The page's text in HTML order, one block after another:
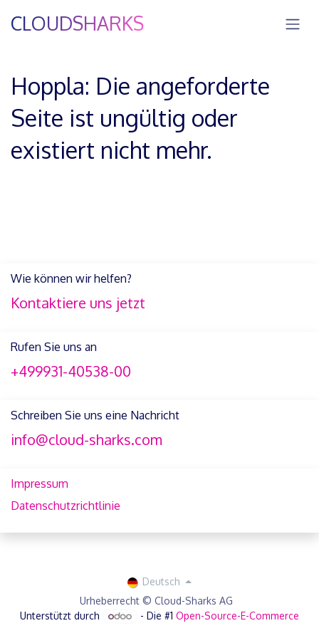
CLOUDSHARKS
Hoppla: Die angeforderte
Seite ist ungültig oder
existiert nicht mehr.
Wie können wir helfen?
Kontaktiere uns jetzt
Rufen Sie uns an
+499931-40538-00
Schreiben Sie uns eine Nachricht
info@cloud-sharks.com
Impressum
Datenschutzrichtlinie
Urheberrecht © Cloud-Sharks AG
Deutsch
Unterstützt durch - Die #1 Open-Source-E-Commerce